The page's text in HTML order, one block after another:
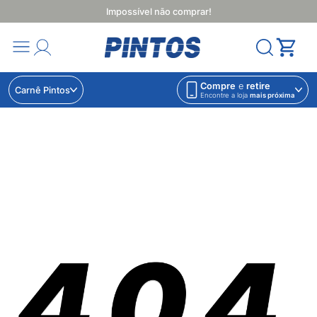
Impossível não comprar!
Carnê Pintos Compre e retire
Encontre a loja mais próxima